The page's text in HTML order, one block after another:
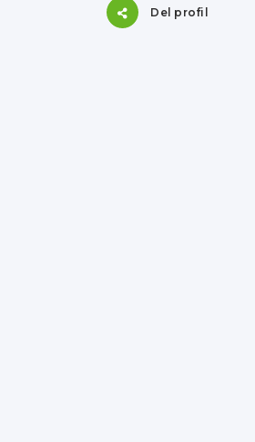
Del profil